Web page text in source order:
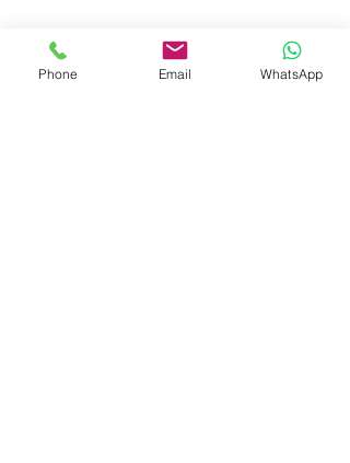
Phone Email WhatsApp